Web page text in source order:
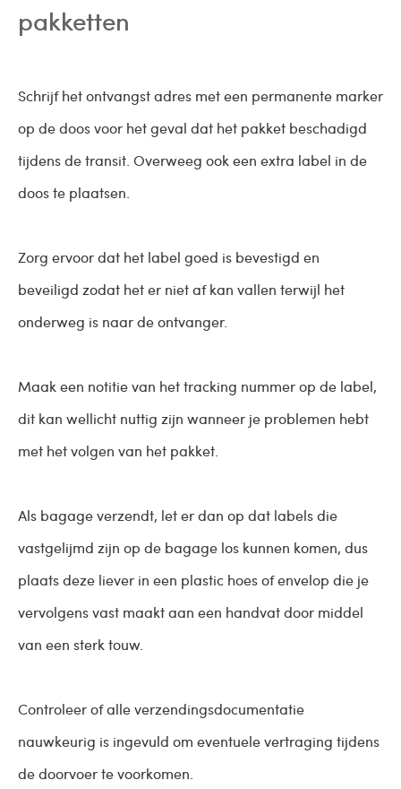
pakketten
Schrijf het ontvangst adres met een permanente marker
op de doos voor het geval dat het pakket beschadigd
tijdens de transit. Overweeg ook een extra label in de
doos te plaatsen.
Zorg ervoor dat het label goed is bevestigd en
beveiligd zodat het er niet af kan vallen terwijl het
onderweg is naar de ontvanger.
Maak een notitie van het tracking nummer op de label,
dit kan wellicht nuttig zijn wanneer je problemen hebt
met het volgen van het pakket.
Als bagage verzendt, let er dan op dat labels die
vastgelijmd zijn op de bagage los kunnen komen, dus
plaats deze liever in een plastic hoes of envelop die je
vervolgens vast maakt aan een handvat door middel
van een sterk touw.
Controleer of alle verzendingsdocumentatie
nauwkeurig is ingevuld om eventuele vertraging tijdens
de doorvoer te voorkomen.